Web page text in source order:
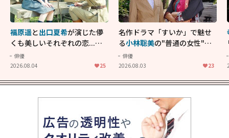
福原遥と出口夏希が演じた儚
くも美しいそれぞれの恋...生
きることの尊さを教えてくれ
た映画「あの花が咲く丘で、
俳優
2026.08.04
25
名作ドラマ「すいか」で魅せ
る小林聡美の"普通の女性"が
大人に刺さる...映画「かもめ
食堂」にも通じる静かな芝居
俳優
2026.08.03
23